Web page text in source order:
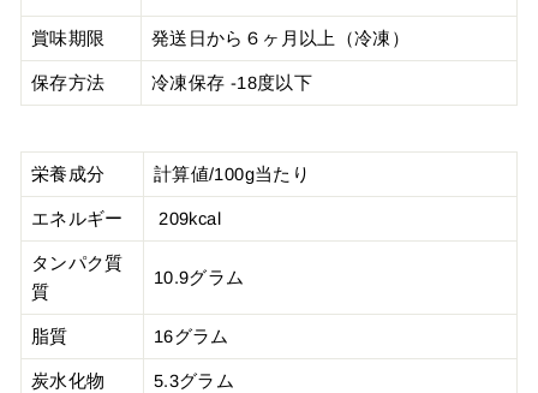
賞味期限 発送日から６ヶ月以上（冷凍）
保存方法 冷凍保存 -18度以下
栄養成分 計算値/100g当たり
エネルギー 209kcal
タンパク質
質
10.9グラム
脂質 16グラム
炭水化物 5.3グラム